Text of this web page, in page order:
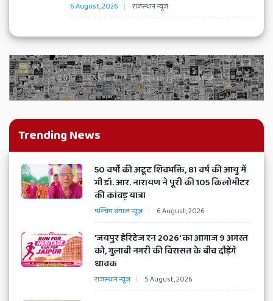
Latest
Khabar,
India
hindi
samachar,
Breaking
news
in
Hindi
6 August, 2026 राजस्थान न्यूज़
महानगरटाइम्सकेई-पेपरपढ़नेकेलिएक्लिककरे।
Trending News
​50 वर्षों की अटूट शिवभक्ति, 81 वर्ष की आयु में
भी डॉ. आर. नारायण ने पूरी की 105 किलोमीटर
की कांवड़ यात्रा
पश्चिम बंगाल न्यूज़ 6 August, 2026
​'जयपुर हेरिटेज रन 2026' का आगाज 9 अगस्त
को, गुलाबी नगरी की विरासत के बीच दौड़ेंगे
धावक
राजस्थान न्यूज़ 5 August, 2026